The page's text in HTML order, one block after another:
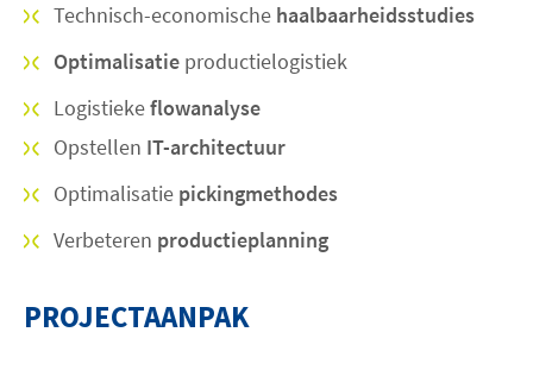
Technisch-economische haalbaarheidsstudies
Optimalisatie productielogistiek
Logistiekeflowanalyse
Opstellen IT-architectuur
Optimalisatie pickingmethodes
Verbeteren productieplanning
PROJECTAANPAK